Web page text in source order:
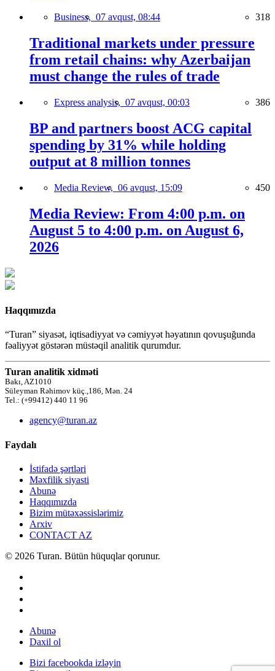
Business, 07 avqust, 08:44 318
Traditional markets under pressure
from retail chains: why Azerbaijan
must change the rules of trade
Express analysis, 07 avqust, 00:03 386
BP and partners boost ACG capital
spending by 31% while holding
output at 8 million tonnes
Media Review, 06 avqust, 15:09 450
Media Review: From 4:00 p.m. on
August 5 to 4:00 p.m. on August 6,
2026
Haqqımızda
“Turan” siyasət, iqtisadiyyat və cəmiyyət həyatının qovuşuğunda
fəaliyyət göstərən müstəqil analitik qurumdur.
Turan analitik xidməti
Bakı, AZ1010
Süleyman Rəhimov küç.,186, Mən. 24
Tel.: (+99412) 440 11 96
agency@turan.az
Faydalı
İstifadə şərtləri
Məxfilik siyasti
Abunə
Haqqımızda
Bizim mütəxəssislərimiz
Arxiv
CONTACT AZ
© 2026 Turan. Bütün hüquqlar qorunur.
Abunə
Daxil ol
Bizi facebookda izləyin